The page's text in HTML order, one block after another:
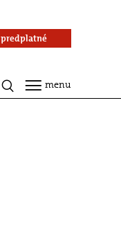
predplatné
menu